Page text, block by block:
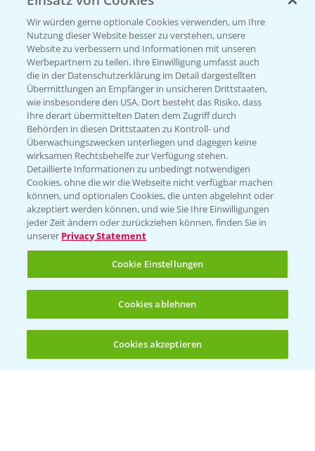
(noch 4)
Beratung auf WhatsApp
T.+49 (0)174 346 564 1
KONTAKT
Hilfe in Notfällen
T.+49 (0)214/30-20220
Folgen Sie uns
Allgemeine Nutzungsbedingungen
Datenschutzerklärung
Wir würden gerne optionale Cookies verwenden, um Ihre
Nutzung dieser Website besser zu verstehen, unsere
Website zu verbessern und Informationen mit unseren
Werbepartnern zu teilen. Ihre Einwilligung umfasst auch
die in der Datenschutzerklärung im Detail dargestellten
Übermittlungen an Empfänger in unsicheren Drittstaaten,
wie insbesondere den USA. Dort besteht das Risiko, dass
Ihre derart übermittelten Daten dem Zugriff durch
Behörden in diesen Drittstaaten zu Kontroll- und
Überwachungszwecken unterliegen und dagegen keine
wirksamen Rechtsbehelfe zur Verfügung stehen.
Detaillierte Informationen zu unbedingt notwendigen
Cookies, ohne die wir die Webseite nicht verfügbar machen
können, und optionalen Cookies, die unten abgelehnt oder
akzeptiert werden können, und wie Sie Ihre Einwilligungen
jeder Zeit ändern oder zurückziehen können, finden Sie in
unserer Privacy Statement
Cookie Einstellungen
Cookies ablehnen
Cookies akzeptieren